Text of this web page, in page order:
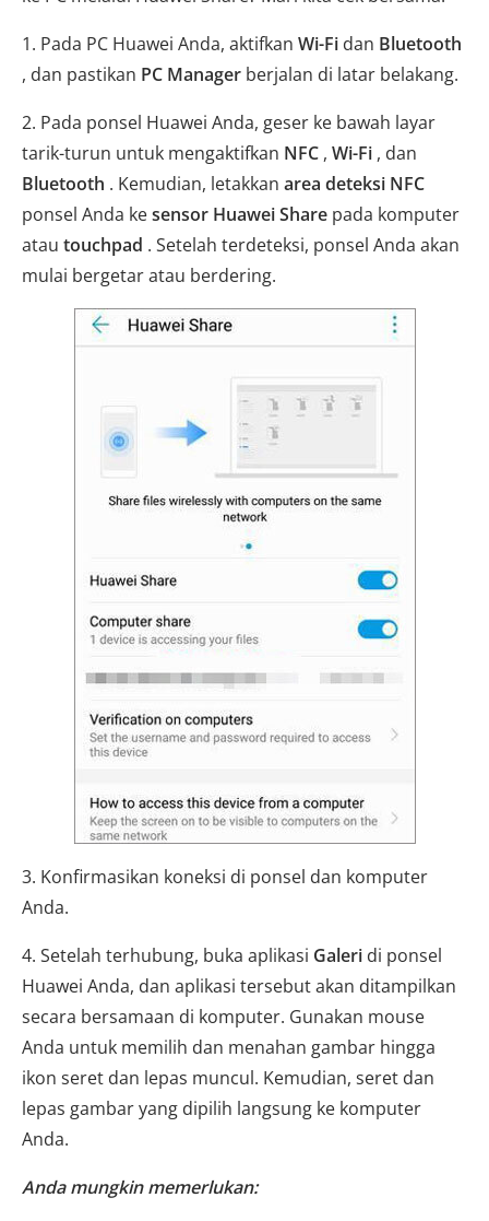
1. Pada PC Huawei Anda, aktifkan Wi-Fi dan Bluetooth
, dan pastikan PC Manager berjalan di latar belakang.
2. Pada ponsel Huawei Anda, geser ke bawah layar
tarik-turun untuk mengaktifkan NFC , Wi-Fi , dan
Bluetooth . Kemudian, letakkan area deteksi NFC
ponsel Anda kesensor Huawei Share pada komputer
atau touchpad . Setelah terdeteksi, ponsel Anda akan
mulai bergetar atau berdering.
3. Konfirmasikan koneksi di ponsel dan komputer
Anda.
4. Setelah terhubung, buka aplikasi Galeri di ponsel
Huawei Anda, dan aplikasi tersebut akan ditampilkan
secara bersamaan di komputer. Gunakan mouse
Anda untuk memilih dan menahan gambar hingga
ikon seret dan lepas muncul. Kemudian, seret dan
lepas gambar yang dipilih langsung ke komputer
Anda.
Anda mungkin memerlukan: